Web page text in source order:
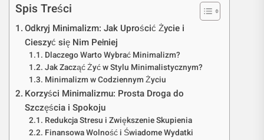
Spis Treści
Odkryj Minimalizm: Jak Uprościć Życie i
Cieszyć się Nim Pełniej
Dlaczego Warto Wybrać Minimalizm?
Jak Zacząć Żyć w Stylu Minimalistycznym?
Minimalizm w Codziennym Życiu
Korzyści Minimalizmu: Prosta Droga do
Szczęścia i Spokoju
Redukcja Stresu i Zwiększenie Skupienia
Finansowa Wolność i Świadome Wydatki